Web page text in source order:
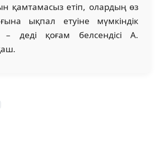
қамтамасыз етіп, олардың өз
ықпал етуіне мүмкіндік
– деді қоғам белсендісі А.